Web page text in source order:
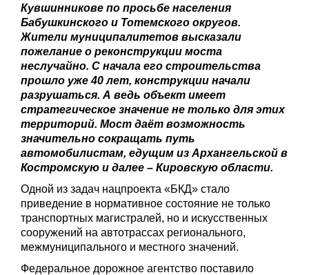
Кувшинникове по просьбе населения
Бабушкинского и Тотемского округов.
Жители муниципалитетов высказали
пожелание о реконструкции моста
неслучайно. С начала его строительства
прошло уже 40 лет, конструкции начали
разрушаться. А ведь объект имеет
стратегическое значение не только для этих
территорий. Мост даёт возможность
значительно сокращать путь
автомобилистам, едущим из Архангельской в
Костромскую и далее – Кировскую области.
Одной из задач нацпроекта «БКД» стало
приведение в нормативное состояние не только
транспортных магистралей, но и искусственных
сооружений на автотрассах регионального,
межмуниципального и местного значений.
Федеральное дорожное агентство поставило